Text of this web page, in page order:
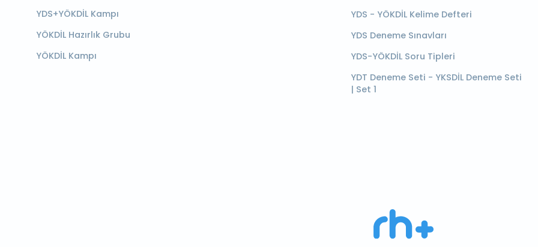
YDS+YÖKDİL Kampı
YÖKDİL Hazırlık Grubu
YÖKDİL Kampı
YDS - YÖKDİL Kelime Defteri
YDS Deneme Sınavları
YDS-YÖKDİL Soru Tipleri
YDT Deneme Seti - YKSDİL Deneme Seti
| Set 1